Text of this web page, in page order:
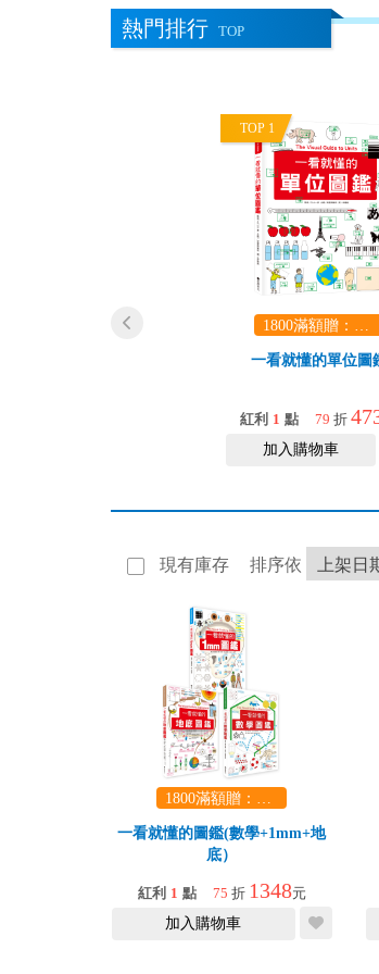
熱門排行 TOP
TOP 1
1800滿額贈：口袋玩具一份（隨機出貨） (summer read)
一看就懂的單位圖
紅利 1 點 79 折
加入購物車
現有庫存 排序依
1800滿額贈：口袋玩具一份（隨機出貨） (summer read)
一看就懂的圖鑑(數學+1mm+地
底）
紅利 1 點 75 折 1348元
加入購物車